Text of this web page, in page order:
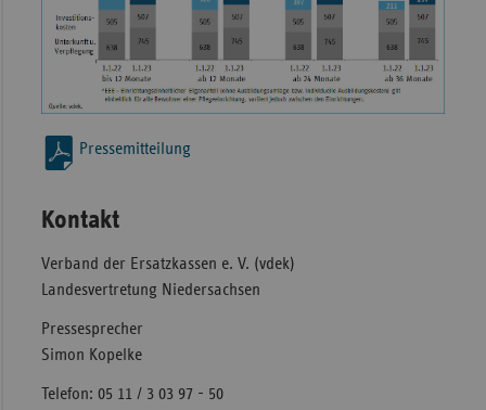
Pressemitteilung
Kontakt
Verband der Ersatzkassen e. V. (vdek)
Landesvertretung Niedersachsen
Pressesprecher
Simon Kopelke
Telefon: 05 11 / 3 03 97 - 50